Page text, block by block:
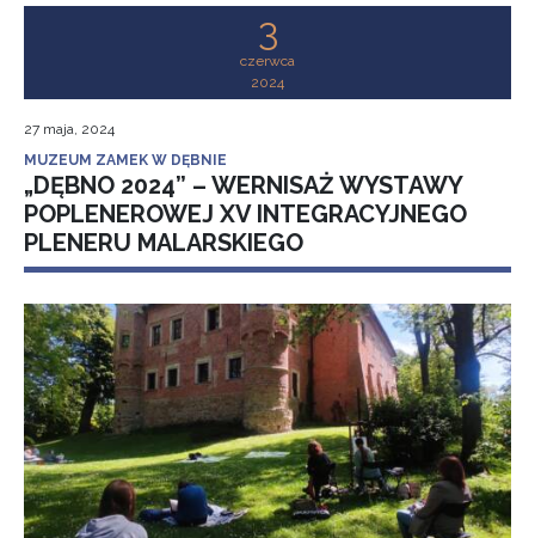
3
czerwca
2024
27 maja, 2024
MUZEUM ZAMEK W DĘBNIE
„DĘBNO 2024” – WERNISAŻ WYSTAWY
POPLENEROWEJ XV INTEGRACYJNEGO
PLENERU MALARSKIEGO